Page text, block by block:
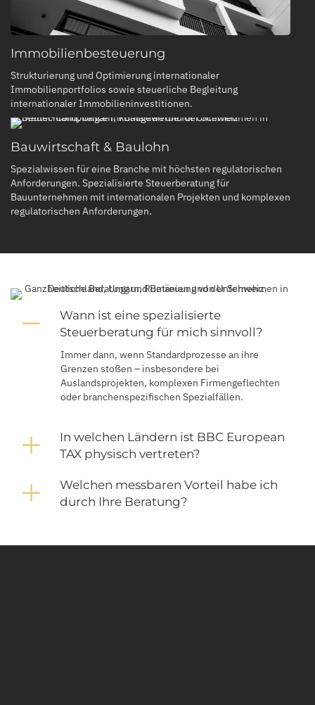
Immobilienbesteuerung
Strukturierung und Optimierung internationaler
Immobilienportfolios sowie steuerliche Begleitung
internationaler Immobilieninvestitionen.
Bauwirtschaft & Baulohn
Spezialwissen für eine Branche mit höchsten regulatorischen
Anforderungen. Spezialisierte Steuerberatung für
Bauunternehmen mit internationalen Projekten und komplexen
regulatorischen Anforderungen.
Collapse
Wann ist eine spezialisierte
Steuerberatung für mich sinnvoll?
Immer dann, wenn Standardprozesse an ihre
Grenzen stoßen – insbesondere bei
Auslandsprojekten, komplexen Firmengeflechten
oder branchenspezifischen Spezialfällen.
Expand
In welchen Ländern ist BBC European
TAX physisch vertreten?
Expand
Welchen messbaren Vorteil habe ich
durch Ihre Beratung?